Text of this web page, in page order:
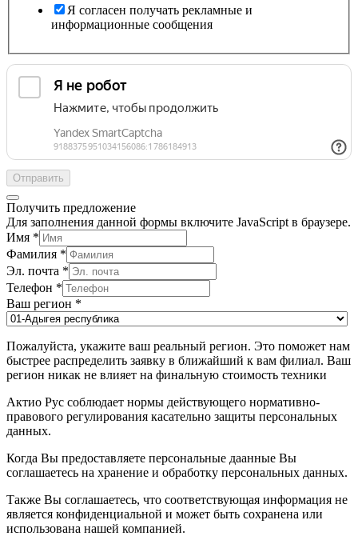
Я согласен получать рекламные и
информационные сообщения
Отправить
Получить предложение
Для заполнения данной формы включите JavaScript в браузере.
Имя *
Фамилия *
Эл. почта *
Телефон *
Ваш регион *
Пожалуйста, укажите ваш реальный регион. Это поможет нам
быстрее распределить заявку в ближайший к вам филиал. Ваш
регион никак не влияет на финальную стоимость техники
Актио Рус соблюдает нормы действующего нормативно-
правового регулирования касательно защиты персональных
данных.
Когда Вы предоставляете персональные даанные Вы
соглашаетесь на хранение и обработку персональных данных.
Также Вы соглашаетесь, что соответствующая информация не
является конфиденциальной и может быть сохранена или
использована нашей компанией.